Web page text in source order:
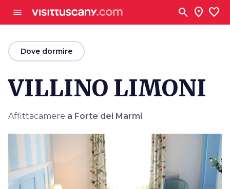
menu search location_on favorite
arrow_backDove dormire
VILLINO LIMONI
Affittacamere a Forte dei Marmi